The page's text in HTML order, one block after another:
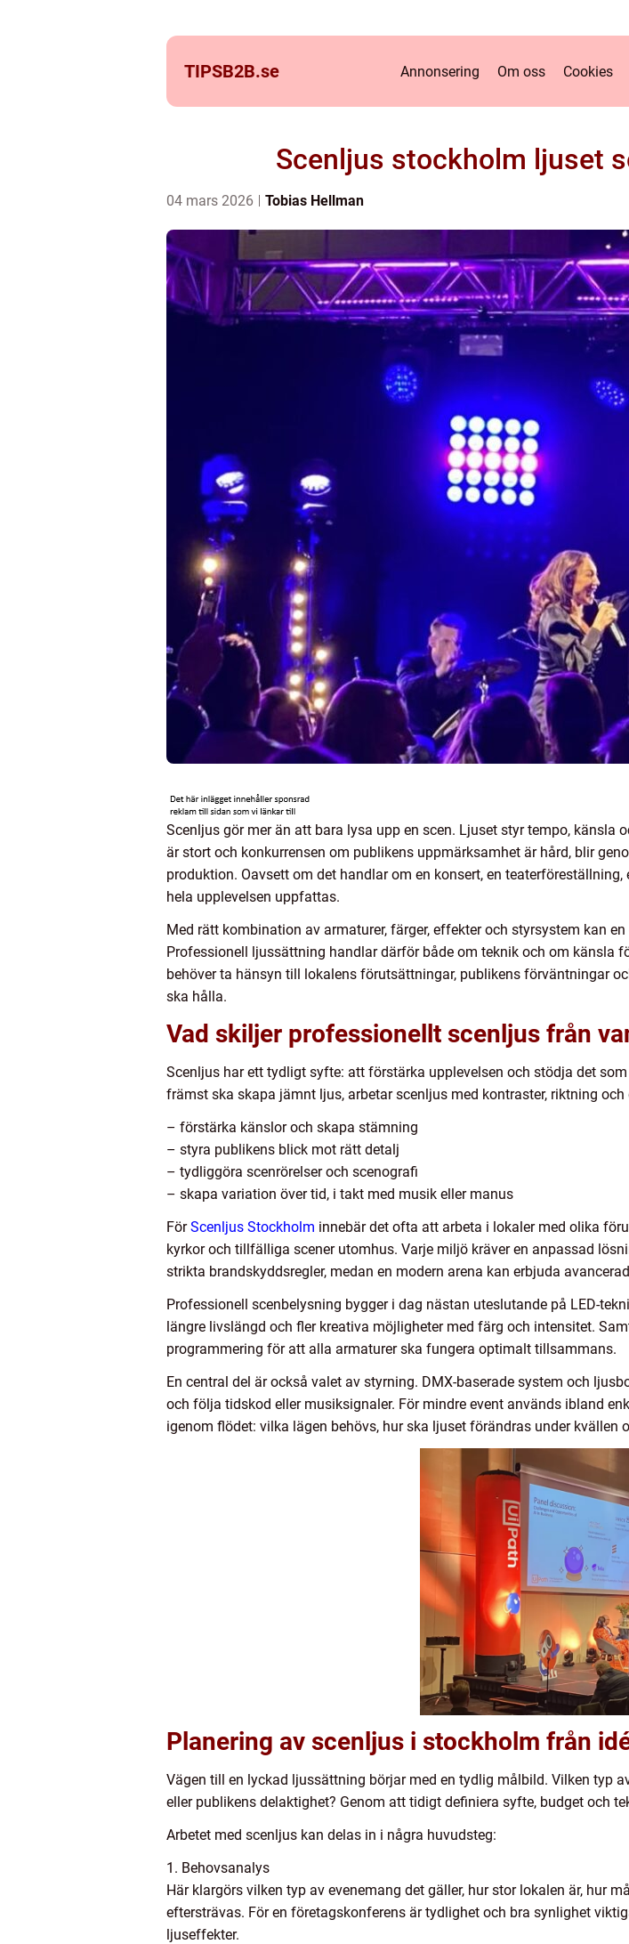
TIPSB2B.se Annonsering Om oss Cookies
Scenljus stockholm ljuset
04 mars 2026 Tobias Hellman
Scenljus gör mer än att bara lysa upp en scen. Ljuset styr tempo,
är stort och konkurrensen om publikens uppmärksamhet är hård, blir
produktion. Oavsett om det handlar om en konsert, en
hela upplevelsen uppfattas.
Med rätt kombination av armaturer, färger, effekter och styrsystem kan
Professionell ljussättning handlar därför både om teknik och om känsla
behöver ta hänsyn till lokalens förutsättningar, publikens förväntningar
ska hålla.
Vad skiljer professionellt scenljus från
Scenljus har ett tydligt syfte: att förstärka upplevelsen och stödja det
främst ska skapa jämnt ljus, arbetar scenljus med kontraster, riktning
– förstärka känslor och skapa stämning
– styra publikens blick mot rätt detalj
– tydliggöra scenrörelser och scenografi
– skapa variation över tid, i takt med musik eller manus
FörScenljus Stockholm innebär det ofta att arbeta i lokaler med olika
kyrkor och tillfälliga scener utomhus. Varje miljö kräver en anpassad
strikta brandskyddsregler, medan en modern arena kan erbjuda
Professionell scenbelysning bygger i dag nästan uteslutande på LED-
längre livslängd och fler kreativa möjligheter med färg och intensitet.
programmering för att alla armaturer ska fungera optimalt tillsammans.
En central del är också valet av styrning. DMX-baserade system och
och följa tidskod eller musiksignaler. För mindre event används ibland
igenom flödet: vilka lägen behövs, hur ska ljuset förändras under kvällen
Planering av scenljus i stockholm från
Vägen till en lyckad ljussättning börjar med en tydlig målbild. Vilken typ
eller publikens delaktighet? Genom att tidigt definiera syfte, budget och
Arbetet med scenljus kan delas in i några huvudsteg:
1. Behovsanalys
Här klargörs vilken typ av evenemang det gäller, hur stor lokalen är, hur
eftersträvas. För en företagskonferens är tydlighet och bra synlighet
ljuseffekter.